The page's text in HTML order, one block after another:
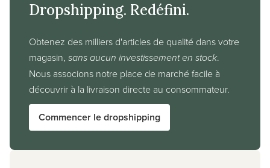
Dropshipping. Redéfini.
Obtenez des milliers d'articles de qualité dans votre
magasin, sans aucun investissement en stock.
Nous associons notre place de marché facile à
découvrir à la livraison directe au consommateur.
Commencer le dropshipping